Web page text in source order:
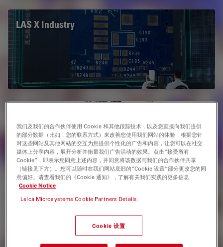
LAS X Industry
Leica DM4 M & DM6 M 工业正置显微镜不仅可满足快速概览
样品和详细检查样品的需求，独特、可靠的记忆功能可即时复
制成像参数，轻松搞定重复性工作。
Leica DMi8 倒置式工业显微镜
我们及我们的合作伙伴使用 Cookie 和其他跟踪技术，以及您直接向我们提供
的部分数据（比如，您的联系方式）来改善您使用我们网站的体验，根据您针
对这些网站及其他网站的交互为您提供个性化的广告和内容，让您可以在社交
媒体上分享内容，展开分析并衡量我们广告活动的效果。点击“接受所有
Cookie”，即表示您同意上述内容，并同意将该数据与我们的合作伙伴共享
（链接见下方）。您可以随时在我们网站底部的“Cookie 设置”部分更改您的同
意偏好。请查看我们的《Cookie 通知》，了解有关我们实践的更多信息
Cookie Notice
Leica Microsystems Cookie Partners Details
Cookie 设置